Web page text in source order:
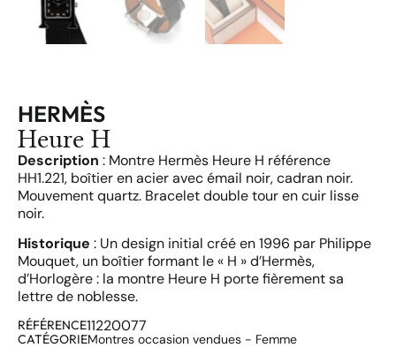
HERMÈS
Heure H
Description : Montre Hermès Heure H référence
HH1.221, boîtier en acier avec émail noir, cadran noir.
Mouvement quartz. Bracelet double tour en cuir lisse
noir.
Historique : Un design initial créé en 1996 par Philippe
Mouquet, un boîtier formant le « H » d’Hermès,
d’Horlogère : la montre Heure H porte fièrement sa
lettre de noblesse.
RÉFÉRENCE11220077
CATÉGORIEMontres occasion vendues - Femme